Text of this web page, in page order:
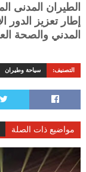
الطيران المدنى
إطار تعزيز
المدني والصحة
التصنيف: سياحة وطيران
مواضيع ذات الصلة